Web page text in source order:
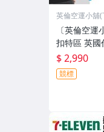
英倫空運小舖
〔英倫空
扣特區 英國
nch
$ 2,990
競標